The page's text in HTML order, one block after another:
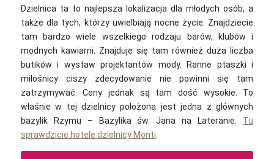
Dzielnica ta to najlepsza lokalizacja dla młodych osób, a
także dla tych, którzy uwielbiają nocne życie. Znajdziecie
tam bardzo wiele wszelkiego rodzaju barów, klubów i
modnych kawiarni. Znajduje się tam również duża liczba
butików i wystaw projektantów mody. Ranne ptaszki i
miłośnicy ciszy zdecydowanie nie powinni się tam
zatrzymywać. Ceny jednak są tam dość wysokie. To
właśnie w tej dzielnicy położona jest jedna z głównych
bazylik Rzymu – Bazylika św. Jana na Lateranie. Tu
sprawdzicie hotele dzielnicy Monti